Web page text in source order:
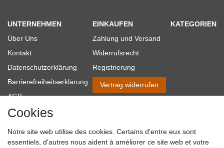
UNTERNEHMEN
Über Uns
Kontakt
Datenschutzerklärung
Barrierefreiheitserklärung
AGB
Impressum
Blog
EINKAUFEN
Zahlung und Versand
Widerrufsrecht
Registrierung
Vertrag widerrufen
KATEGORIEN
Cookies
Notre site web utilise des cookies. Certains d'entre eux sont
essentiels, d'autres nous aident à améliorer ce site web et votre